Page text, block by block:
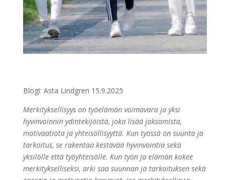
Blogi: Asta Lindgren 15.9.2025
Merkityksellisyys on työelämän voimavara ja yksi
hyvinvoinnin ydintekijöistä, joka lisää jaksamista,
motivaatiota ja yhteisöllisyyttä. Kun työssä on suunta ja
tarkoitus, se rakentaa kestävää hyvinvointia sekä
yksilölle että työyhteisölle. Kun työn ja elämän kokee
merkitykselliseksi, arki saa suunnan ja tarkoituksen sekä